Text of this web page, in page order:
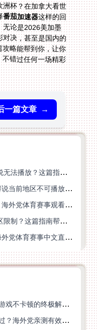
洲杯？在加拿大看世
番茄加速器这样的回
国加速器，就能轻松突破地区限制。无论是2026美加墨
世界杯的中文解说，还是NBA的精彩对决，甚至是国内的
电视节目，都能无缝观看。希望这篇攻略能帮到你，让你
在海外也能感受到家乡的体育氛围，不错过任何一场精彩
一篇文章 →
在新加坡看CCTV5世界杯中文解说无法播放？这篇指南帮你解锁海外体育直播自由
在加拿大看咪咕视频世界杯中文解说当前地区不可播放？这篇指南帮你一键解决
在日本看央视频世界杯地区限制？海外党体育赛事观看终极指南
在国外看世界杯阿根廷VS埃及地区限制？这篇指南帮你搞定中文直播+解说
在香港看抖音世界杯无法播放？海外党体育赛事中文直播终极指南
在英国打激战2卡吗？海外党国服游戏不卡顿的终极解决方案
放开那三国3海外加速器测评怎么过？海外党亲测有效的国服游戏加速指南